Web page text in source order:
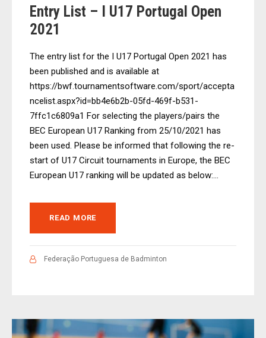
Entry List – I U17 Portugal Open
2021
The entry list for the I U17 Portugal Open 2021 has
been published and is available at
https://bwf.tournamentsoftware.com/sport/accepta
ncelist.aspx?id=bb4e6b2b-05fd-469f-b531-
7ffc1c6809a1 For selecting the players/pairs the
BEC European U17 Ranking from 25/10/2021 has
been used. Please be informed that following the re-
start of U17 Circuit tournaments in Europe, the BEC
European U17 ranking will be updated as below:...
READ MORE
Federação Portuguesa de Badminton